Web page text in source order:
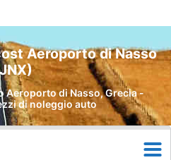
Aeroporto di Nasso
Aeroporto di Nasso, Grecia -
di noleggio auto